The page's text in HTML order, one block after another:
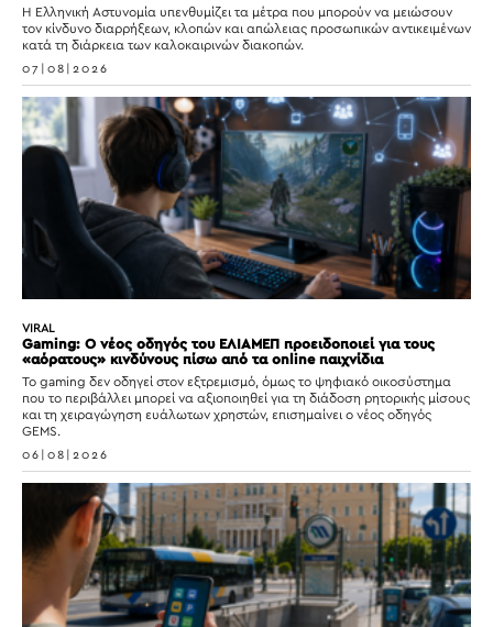
Η Ελληνική Αστυνομία υπενθυμίζει τα μέτρα που μπορούν να μειώσουν
τον κίνδυνο διαρρήξεων, κλοπών και απώλειας προσωπικών αντικειμένων
κατά τη διάρκεια των καλοκαιρινών διακοπών.
07|08|2026
VIRAL
Gaming: Ο νέος οδηγός του ΕΛΙΑΜΕΠ προειδοποιεί για τους
«αόρατους» κινδύνους πίσω από τα online παιχνίδια
Το gaming δεν οδηγεί στον εξτρεμισμό, όμως το ψηφιακό οικοσύστημα
που το περιβάλλει μπορεί να αξιοποιηθεί για τη διάδοση ρητορικής μίσους
και τη χειραγώγηση ευάλωτων χρηστών, επισημαίνει ο νέος οδηγός
GEMS.
06|08|2026